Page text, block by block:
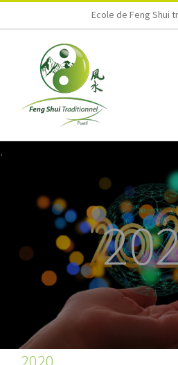
to
Ecole de Feng Shui